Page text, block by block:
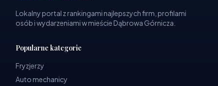
Lokalny portal z rankingami najlepszych firm, profilami
osób i wydarzeniami w mieście Dąbrowa Górnicza.
Popularne kategorie
Fryzjerzy
Auto mechanicy